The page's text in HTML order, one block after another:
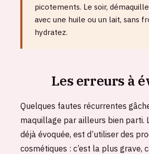
picotements. Le soir,
avec une huile ou un lait, sans
hydratez.
Les erreurs à
Quelques fautes récurrentes
maquillage par ailleurs bien parti.
déjà évoquée, est d’utiliser des
cosmétiques : c’est la plus grave,